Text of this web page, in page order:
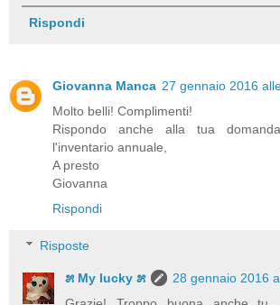
Rispondi
Giovanna Manca 27 gennaio 2016
Molto belli! Complimenti!
Rispondo anche alla tua
l'inventario annuale,
A presto
Giovanna
Rispondi
Risposte
೫ My lucky ೫
28 gennaio 2016